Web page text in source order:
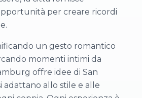
per creare ricordi
un gesto romantico
momenti intimi da
offre idee di San
adattano allo stile e alle